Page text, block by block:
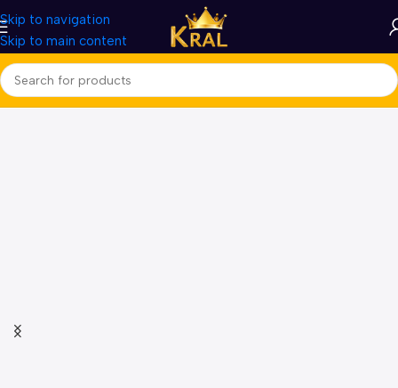
Skip to navigation
Skip to main content